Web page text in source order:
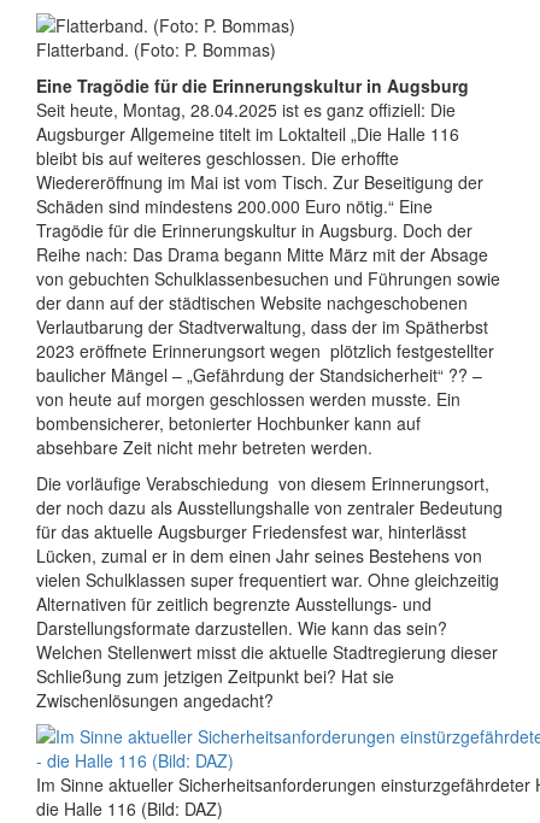
Flatterband. (Foto: P. Bommas)
Eine Tragödie für die Erinnerungskultur in Augsburg
Seit heute, Montag, 28.04.2025 ist es ganz offiziell: Die
Augsburger Allgemeine titelt im Loktalteil „Die Halle 116
bleibt bis auf weiteres geschlossen. Die erhoffte
Wiedereröffnung im Mai ist vom Tisch. Zur Beseitigung der
Schäden sind mindestens 200.000 Euro nötig.“ Eine
Tragödie für die Erinnerungskultur in Augsburg. Doch der
Reihe nach: Das Drama begann Mitte März mit der Absage
von gebuchten Schulklassenbesuchen und Führungen sowie
der dann auf der städtischen Website nachgeschobenen
Verlautbarung der Stadtverwaltung, dass der im Spätherbst
2023 eröffnete Erinnerungsort wegen plötzlich festgestellter
baulicher Mängel – „Gefährdung der Standsicherheit“ ?? –
von heute auf morgen geschlossen werden musste. Ein
bombensicherer, betonierter Hochbunker kann auf
absehbare Zeit nicht mehr betreten werden.
Die vorläufige Verabschiedung von diesem Erinnerungsort,
der noch dazu als Ausstellungshalle von zentraler Bedeutung
für das aktuelle Augsburger Friedensfest war, hinterlässt
Lücken, zumal er in dem einen Jahr seines Bestehens von
vielen Schulklassen super frequentiert war. Ohne gleichzeitig
Alternativen für zeitlich begrenzte Ausstellungs- und
Darstellungsformate darzustellen. Wie kann das sein?
Welchen Stellenwert misst die aktuelle Stadtregierung dieser
Schließung zum jetzigen Zeitpunkt bei? Hat sie
Zwischenlösungen angedacht?
Im Sinne aktueller Sicherheitsanforderungen einsturzgefährdeter
die Halle 116 (Bild: DAZ)